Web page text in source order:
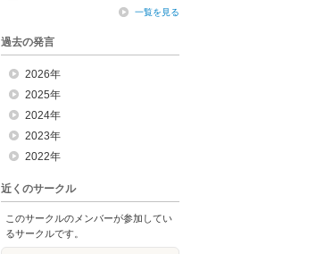
一覧を見る
過去の発言
2026年
2025年
2024年
2023年
2022年
近くのサークル
このサークルのメンバーが参加してい
るサークルです。